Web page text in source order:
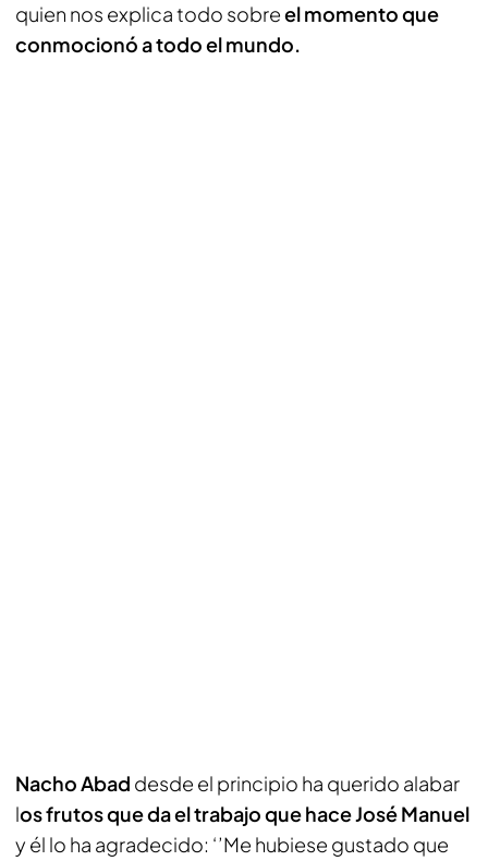
quien nos explica todo sobreel momento que
conmocionó a todo el mundo.
Nacho Abad desde el principio ha querido alabar
los frutos que da el trabajo que hace José Manuel
y él lo ha agradecido: ‘’Me hubiese gustado que